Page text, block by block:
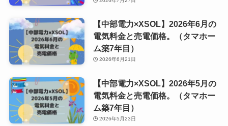
【中部電力×XSOL】2026年6月の
電気料金と売電価格。（タマホー
ム築7年目）
2026年6月21日
【中部電力×XSOL】2026年5月の
電気料金と売電価格。（タマホー
ム築7年目）
2026年5月23日